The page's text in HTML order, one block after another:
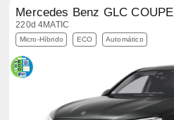
Mercedes Benz GLC COUPE
220d 4MATIC
Micro-Híbrido ECO Automático